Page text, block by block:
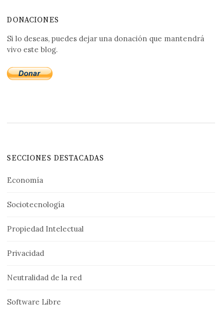
DONACIONES
Si lo deseas, puedes dejar una donación que mantendrá
vivo este blog.
SECCIONES DESTACADAS
Economía
Sociotecnología
Propiedad Intelectual
Privacidad
Neutralidad de la red
Software Libre